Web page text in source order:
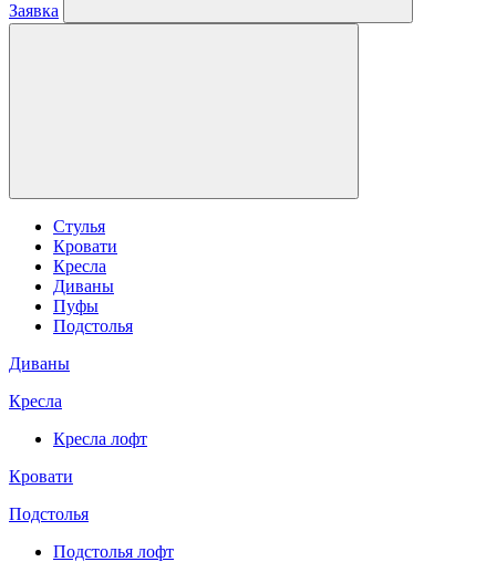
Заявка
Стулья
Кровати
Кресла
Диваны
Пуфы
Подстолья
Диваны
Кресла
Кресла лофт
Кровати
Подстолья
Подстолья лофт